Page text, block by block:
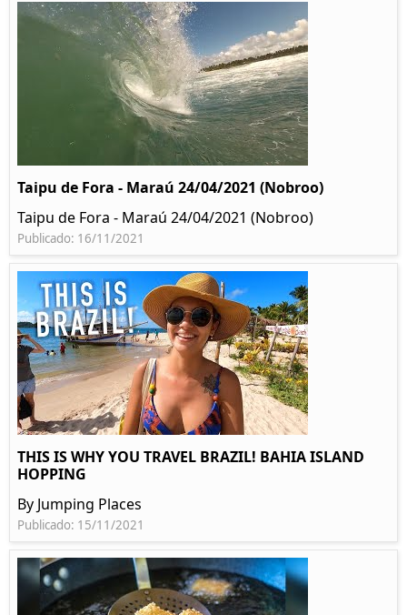
Taipu de Fora - Maraú 24/04/2021 (Nobroo)
Taipu de Fora - Maraú 24/04/2021 (Nobroo)
Publicado: 16/11/2021
THIS IS WHY YOU TRAVEL BRAZIL! BAHIA ISLAND
HOPPING
By Jumping Places
Publicado: 15/11/2021